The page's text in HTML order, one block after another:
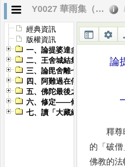
Y0027 華雨集（三）
經典資訊
版權資訊
一、論提婆達多之「破僧」
二、王舍城結集之研究
三、論毘舍離七百結集
四、阿難過在何處
五、佛陀最後之教誡
六、修定——修心與唯心、秘
七、讀「大藏經」雜記
論
釋尊
的 「破僧
佛教的法